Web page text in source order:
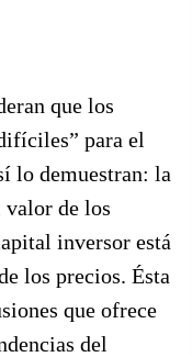
que los
para el
lo demuestran: la
valor de los
inversor está
los precios. Ésta
que ofrece
del